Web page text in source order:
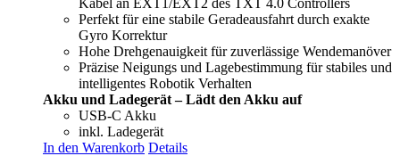
Perfekt für eine stabile Geradeausfahrt durch exakte
Gyro Korrektur
Hohe Drehgenauigkeit für zuverlässige Wendemanöver
Präzise Neigungs und Lagebestimmung für stabiles und
intelligentes Robotik Verhalten
Akku und Ladegerät – Lädt den Akku auf
USB-C Akku
inkl. Ladegerät
In den Warenkorb Details